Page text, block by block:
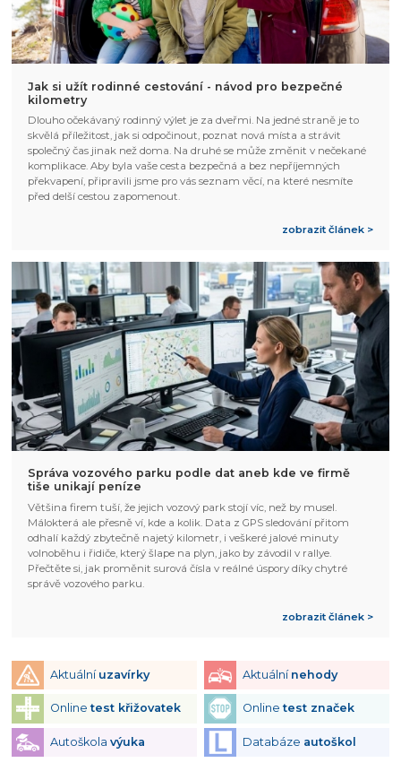
Jak si užít rodinné cestování - návod pro bezpečné
kilometry
Dlouho očekávaný rodinný výlet je za dveřmi. Na jedné straně je to
skvělá příležitost, jak si odpočinout, poznat nová místa a strávit
společný čas jinak než doma. Na druhé se může změnit v nečekané
komplikace. Aby byla vaše cesta bezpečná a bez nepříjemných
překvapení, připravili jsme pro vás seznam věcí, na které nesmíte
před delší cestou zapomenout.
zobrazit článek >
Správa vozového parku podle dat aneb kde ve firmě
tiše unikají peníze
Většina firem tuší, že jejich vozový park stojí víc, než by musel.
Málokterá ale přesně ví, kde a kolik. Data z GPS sledování přitom
odhalí každý zbytečně najetý kilometr, i veškeré jalové minuty
volnoběhu i řidiče, který šlape na plyn, jako by závodil v rallye.
Přečtěte si, jak proměnit surová čísla v reálné úspory díky chytré
správě vozového parku.
zobrazit článek >
Aktuální uzavírky Aktuální nehody
Onlinetest křižovatek Onlinetest značek
Autoškola výuka Databáze autoškol